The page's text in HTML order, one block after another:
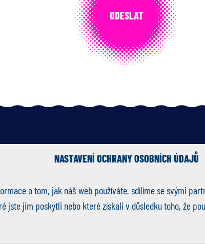
Sehnoutka info@kitesafari.academy
NASTAVENÍ OCHRANY OSOBNÍCH ÚDAJŮ
o tom, jak náš web používáte, sdílíme se svými
jim poskytli nebo které získali v důsledku toho, že